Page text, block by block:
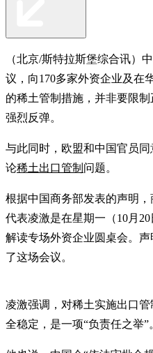
（北京/斯特拉斯堡综合讯）
议，向170多家外资企业及在
的稀土管制措施，并非要限
强烈反弹。
与此同时，欧盟和中国官员
论稀土出口管制 问题。
根据中国商务部发表的声明
代表凌激是在星期一（10月
解读专场外资企业圆桌会。
了这场会议。
凌激强调，对稀土实施出口
全稳定，是一项“负责任之举”